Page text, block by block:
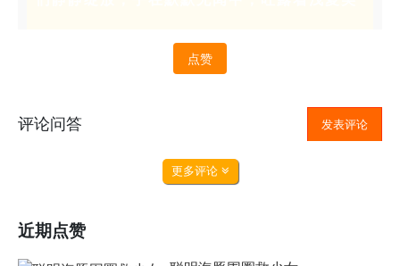
点赞
评论问答 发表评论
更多评论
近期点赞